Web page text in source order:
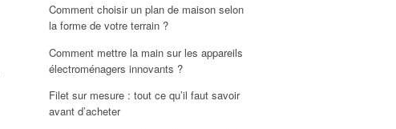
Comment choisir un plan de maison selon
la forme de votre terrain ?
Comment mettre la main sur les appareils
électroménagers innovants ?
Filet sur mesure : tout ce qu’il faut savoir
avant d’acheter